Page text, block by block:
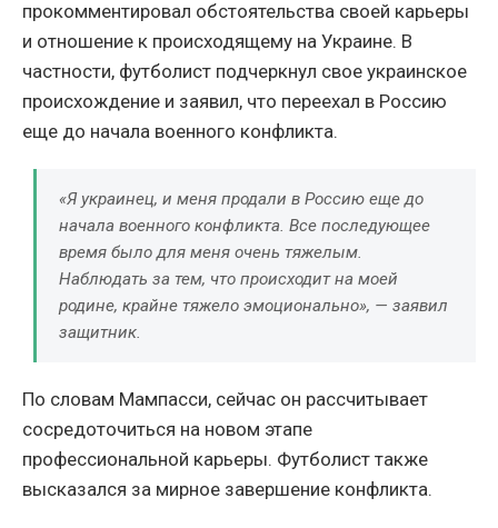
прокомментировал обстоятельства своей карьеры
и отношение к происходящему на Украине. В
частности, футболист подчеркнул свое украинское
происхождение и заявил, что переехал в Россию
еще до начала военного конфликта.
«Я украинец, и меня продали в Россию еще до
начала военного конфликта. Все последующее
время было для меня очень тяжелым.
Наблюдать за тем, что происходит на моей
родине, крайне тяжело эмоционально», — заявил
защитник.
По словам Мампасси, сейчас он рассчитывает
сосредоточиться на новом этапе
профессиональной карьеры. Футболист также
высказался за мирное завершение конфликта.